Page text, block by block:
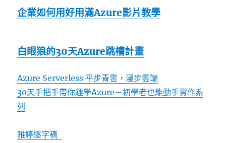
企業如何用好用滿Azure影片教學
白眼狼的30天Azure跳槽計畫
Azure Serverless 平步青雲，漫步雲端
30天手把手帶你趣學Azure－初學者也能動手實作系
列
雅婷逐字稿